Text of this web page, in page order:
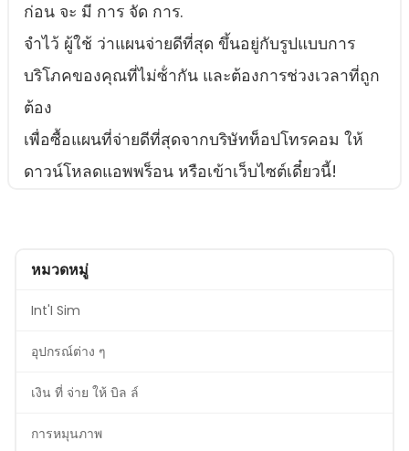
ก่อน จะ มี การ จัด การ.
จําไว้ ผู้ใช้ ว่าแผนจ่ายดีที่สุด ขึ้นอยู่กับรูปแบบการ
บริโภคของคุณที่ไม่ซ้ํากัน และต้องการช่วงเวลาที่ถูก
ต้อง
เพื่อซื้อแผนที่จ่ายดีที่สุดจากบริษัทท็อปโทรคอม ให้
ดาวน์โหลดแอพพร็อน หรือเข้าเว็บไซต์เดี๋ยวนี้!
หมวดหมู่
Int'I Sim
อุปกรณ์ต่าง ๆ
เงิน ที่ จ่าย ให้ บิล ล์
การหมุนภาพ